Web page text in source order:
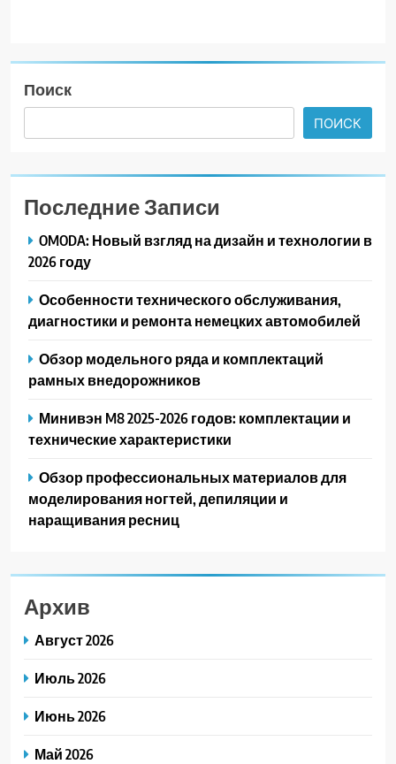
Поиск
ПОИСК
Последние Записи
OMODA: Новый взгляд на дизайн и технологии в
2026 году
Особенности технического обслуживания,
диагностики и ремонта немецких автомобилей
Обзор модельного ряда и комплектаций
рамных внедорожников
Минивэн M8 2025-2026 годов: комплектации и
технические характеристики
Обзор профессиональных материалов для
моделирования ногтей, депиляции и
наращивания ресниц
Архив
Август 2026
Июль 2026
Июнь 2026
Май 2026